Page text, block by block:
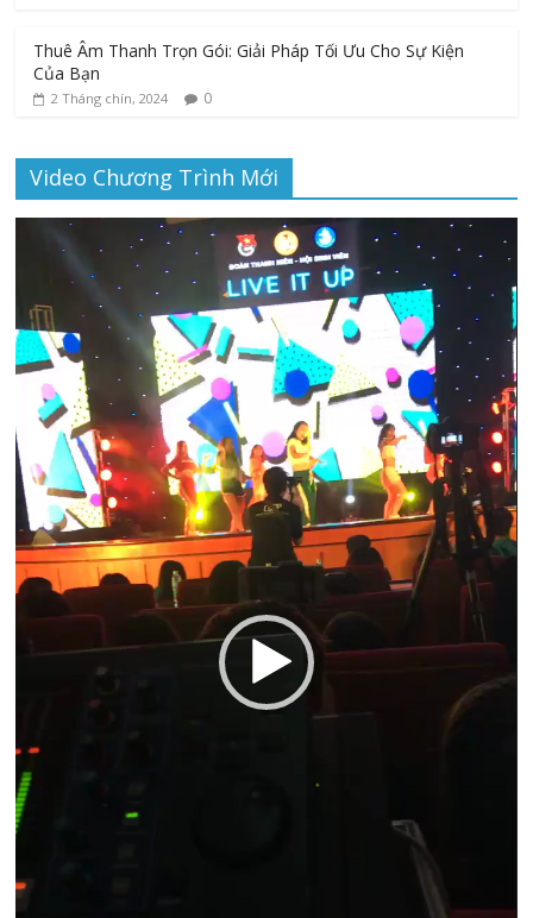
Thuê Âm Thanh Trọn Gói: Giải Pháp Tối Ưu Cho Sự Kiện
Của Bạn
2 Tháng chín, 2024 0
Video Chương Trình Mới